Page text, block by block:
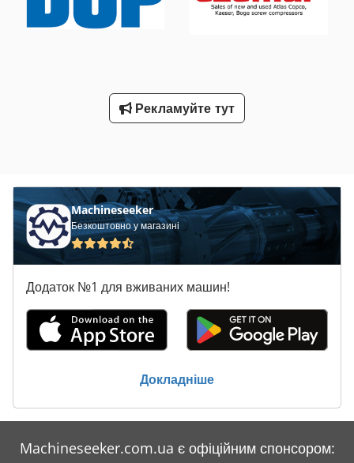
Рекламуйте тут
Machineseeker
Безкоштовно у магазині
Додаток №1 для вживаних машин!
Докладніше
Machineseeker.com.ua є офіційним спонсором: